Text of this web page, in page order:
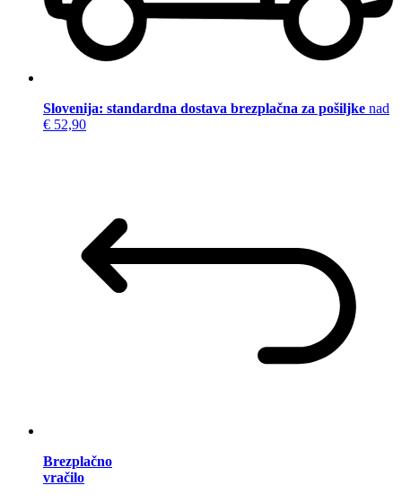
Slovenija: standardna dostava brezplačna za pošiljke nad
€ 52,90
Brezplačno
vračilo